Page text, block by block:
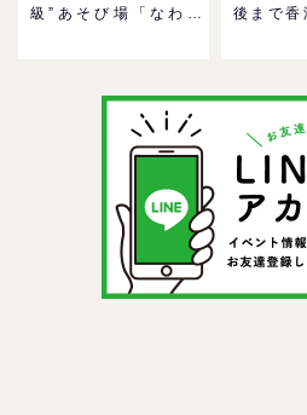
級”あそび場「なわて
＠イオンモール四條畷
後まで香